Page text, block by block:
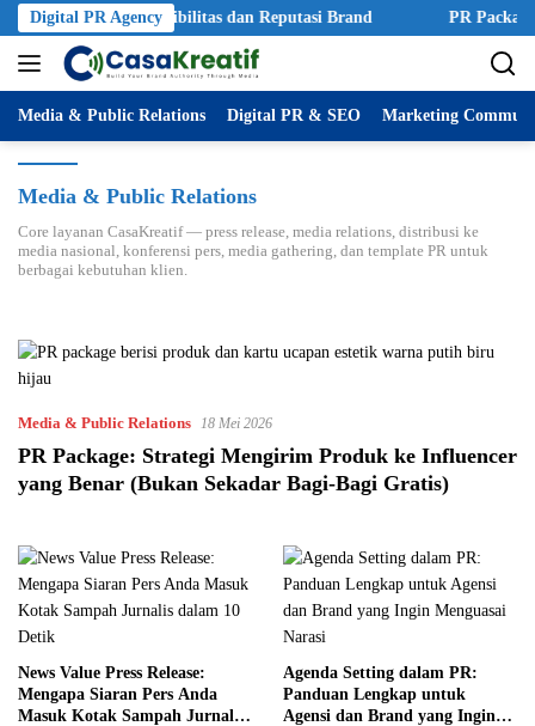
Digital PR Agency
pada Visibilitas dan Reputasi Brand PR Package:
Media & Public Relations Digital PR & SEO Marketing
Media & Public Relations
Core layanan CasaKreatif — press release, media relations, distribusi ke
media nasional, konferensi pers, media gathering, dan template PR untuk
berbagai kebutuhan klien.
Media & Public Relations 18 Mei 2026
PR Package: Strategi Mengirim Produk ke Influencer
yang Benar (Bukan Sekadar Bagi-Bagi Gratis)
News Value Press Release:
Mengapa Siaran Pers Anda
Masuk Kotak Sampah Jurnalis
Agenda Setting dalam PR:
Panduan Lengkap untuk
Agensi dan Brand yang Ingin